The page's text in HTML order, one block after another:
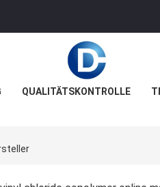
QUALITÄTSKONTROLLE